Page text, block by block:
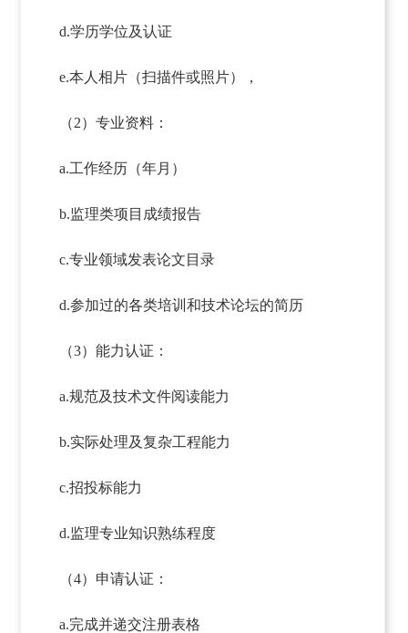
d.学历学位及认证
e.本人相片（扫描件或照片），
（2）专业资料：
a.工作经历（年月）
b.监理类项目成绩报告
c.专业领域发表论文目录
d.参加过的各类培训和技术论坛的简历
（3）能力认证：
a.规范及技术文件阅读能力
b.实际处理及复杂工程能力
c.招投标能力
d.监理专业知识熟练程度
（4）申请认证：
a.完成并递交注册表格